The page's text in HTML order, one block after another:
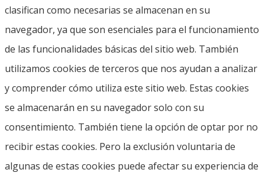
clasifican como necesarias se almacenan en su
navegador, ya que son esenciales para el funcionamiento
de las funcionalidades básicas del sitio web. También
utilizamos cookies de terceros que nos ayudan a analizar
y comprender cómo utiliza este sitio web. Estas cookies
se almacenarán en su navegador solo con su
consentimiento. También tiene la opción de optar por no
recibir estas cookies. Pero la exclusión voluntaria de
algunas de estas cookies puede afectar su experiencia de